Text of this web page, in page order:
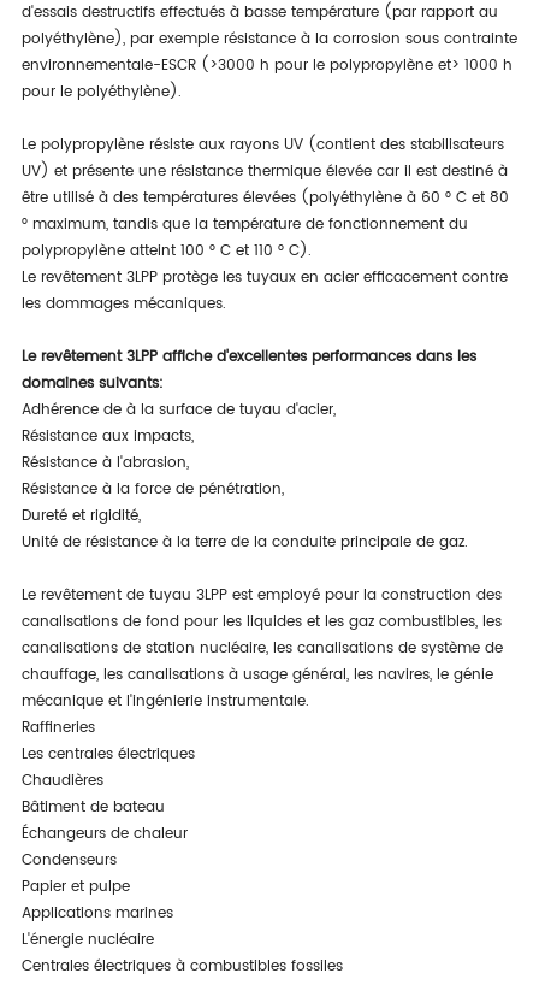
d'essais destructifs effectués à basse température (par rapport au
polyéthylène), par exemple résistance à la corrosion sous contrainte
environnementale-ESCR (>3000 h pour le polypropylène et> 1000 h
pour le polyéthylène).
Le polypropylène résiste aux rayons UV (contient des stabilisateurs
UV) et présente une résistance thermique élevée car il est destiné à
être utilisé à des températures élevées (polyéthylène à 60 ° C et 80
° maximum, tandis que la température de fonctionnement du
polypropylène atteint 100 ° C et 110 ° C).
Le revêtement 3LPP protège les tuyaux en acier efficacement contre
les dommages mécaniques.
Le revêtement 3LPP affiche d'excellentes performances dans les
domaines suivants:
Adhérence de à la surface de tuyau d'acier,
Résistance aux impacts,
Résistance à l'abrasion,
Résistance à la force de pénétration,
Dureté et rigidité,
Unité de résistance à la terre de la conduite principale de gaz.
Le revêtement de tuyau 3LPP est employé pour la construction des
canalisations de fond pour les liquides et les gaz combustibles, les
canalisations de station nucléaire, les canalisations de système de
chauffage, les canalisations à usage général, les navires, le génie
mécanique et l'ingénierie instrumentale.
Raffineries
Les centrales électriques
Chaudières
Bâtiment de bateau
Échangeurs de chaleur
Condenseurs
Papier et pulpe
Applications marines
L'énergie nucléaire
Centrales électriques à combustibles fossiles